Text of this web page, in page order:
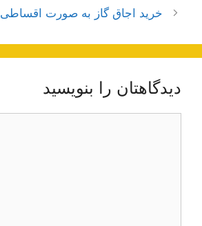
خرید اجاق گاز به صورت اقساطی
دیدگاهتان را بنویسید